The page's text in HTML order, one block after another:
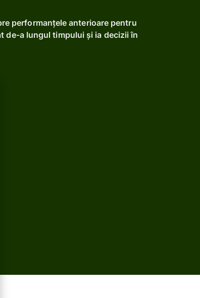
performanțele anterioare pentru
de-a lungul timpului și ia decizii în